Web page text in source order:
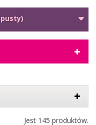
Jest 145 produktów.